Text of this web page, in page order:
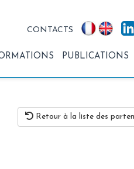
CONTACTS
PUBLICATIONS
Retour à la liste des